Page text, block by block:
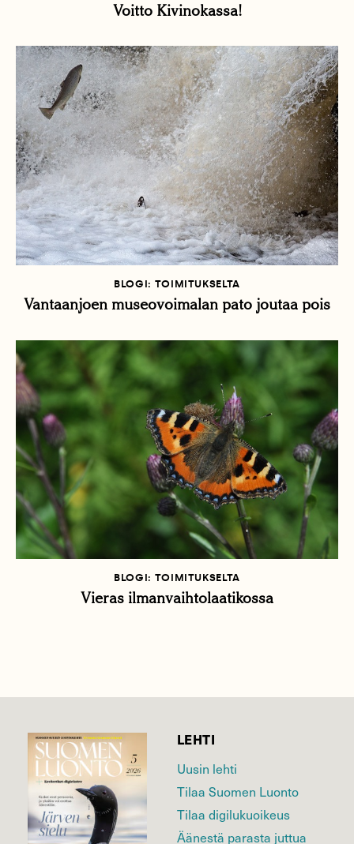
Voitto Kivinokassa!
BLOGI: TOIMITUKSELTA
Vantaanjoen museovoimalan pato joutaa pois
BLOGI: TOIMITUKSELTA
Vieras ilmanvaihtolaatikossa
LEHTI
Uusin lehti
Tilaa Suomen Luonto
Tilaa digilukuoikeus
Äänestä parasta juttua